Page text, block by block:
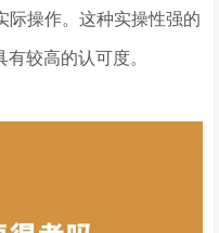
际操作。这种实操性强的
较高的认可度。